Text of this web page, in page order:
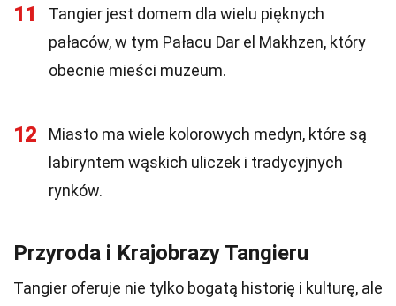
11
Tangier jest domem dla wielu pięknych
pałaców, w tym Pałacu Dar el Makhzen, który
obecnie mieści muzeum.
12
Miasto ma wiele kolorowych medyn, które są
labiryntem wąskich uliczek i tradycyjnych
rynków.
Przyroda i Krajobrazy Tangieru
Tangier oferuje nie tylko bogatą historię i kulturę, ale